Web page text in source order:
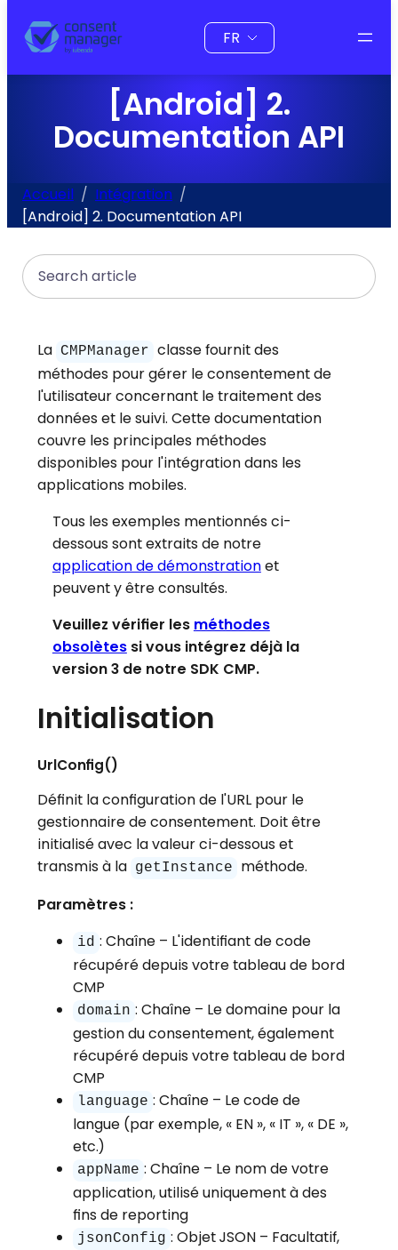
contenu
Choisir
une
langue
[Android] 2.
Documentation API
Accueil
Intégration
[Android] 2. Documentation API
Search
La CMPManager classe fournit des
méthodes pour gérer le consentement de
l'utilisateur concernant le traitement des
données et le suivi. Cette documentation
couvre les principales méthodes
disponibles pour l'intégration dans les
applications mobiles.
Tous les exemples mentionnés ci-
dessous sont extraits de notre
application de démonstrationet
peuvent y être consultés.
Veuillez vérifier les méthodes
obsolètessi vous intégrez déjà la
version 3 de notre SDK CMP.
Initialisation
UrlConfig()
Définit la configuration de l'URL pour le
gestionnaire de consentement. Doit être
initialisé avec la valeur ci-dessous et
transmis à la getInstance
méthode.
Paramètres :
id : Chaîne – L'identifiant de code
récupéré depuis votre tableau de bord
CMP
domain : Chaîne – Le domaine pour la
gestion du consentement, également
récupéré depuis votre tableau de bord
CMP
language : Chaîne – Le code de
langue (par exemple, « EN », « IT », « DE »,
etc.)
appName : Chaîne – Le nom de votre
application, utilisé uniquement à des
fins de reporting
jsonConfig : Objet JSON – Facultatif,